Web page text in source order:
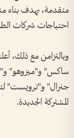
متقدمة، بهدف بناء
احتياجات شركات
وبالتزامن مع ذلك،
ساكس" و"ميزوهو"
جنرال" و"ترويست"
المشتركة الجديدة.